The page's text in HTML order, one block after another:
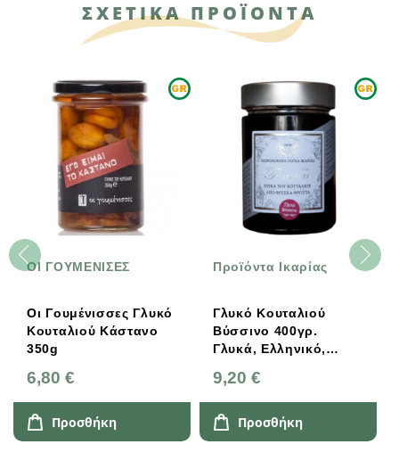
ΣΧΕΤΙΚΑ ΠΡΟΪΟΝΤΑ
ΟΙ ΓΟΥΜΕΝΙΣΕΣ
Οι Γουμένισσες Γλυκό
Κουταλιού Κάστανο
350g
6,80 €
Προσθήκη
Προϊόντα Ικαρίας
Γλυκό Κουταλιού
Βύσσινο 400γρ.
Γλυκά, Ελληνικό,
9,20 €
Προσθήκη